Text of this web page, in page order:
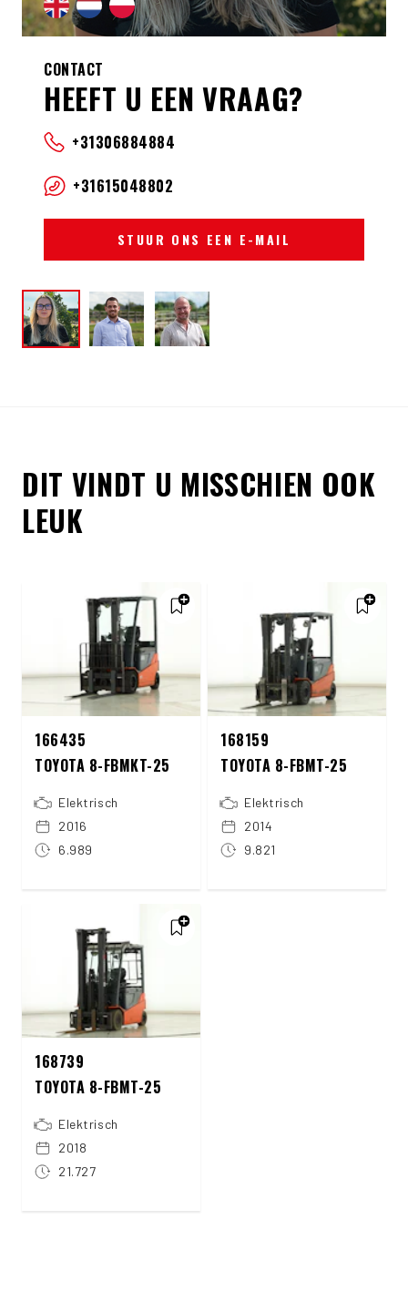
CONTACT
HEEFT U EEN VRAAG?
+31306884884
+31615048802
STUUR ONS EEN E-MAIL
DIT VINDT U MISSCHIEN OOK
LEUK
166435
TOYOTA 8-FBMKT-25
Elektrisch
2016
6.989
168159
TOYOTA 8-FBMT-25
Elektrisch
2014
9.821
168739
TOYOTA 8-FBMT-25
Elektrisch
2018
21.727